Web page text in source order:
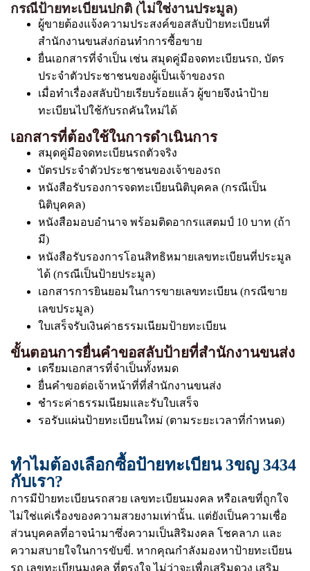
กรณีป้ายทะเบียนปกติ (ไม่ใช่งานประมูล)
ผู้ขายต้องแจ้งความประสงค์ขอสลับป้ายทะเบียนที่
สำนักงานขนส่งก่อนทำการซื้อขาย
ยื่นเอกสารที่จำเป็น เช่น สมุดคู่มือจดทะเบียนรถ, บัตร
ประจำตัวประชาชนของผู้เป็นเจ้าของรถ
เมื่อทำเรื่องสลับป้ายเรียบร้อยแล้ว ผู้ขายจึงนำป้าย
ทะเบียนไปใช้กับรถคันใหม่ได้
เอกสารที่ต้องใช้ในการดำเนินการ
สมุดคู่มือจดทะเบียนรถตัวจริง
บัตรประจำตัวประชาชนของเจ้าของรถ
หนังสือรับรองการจดทะเบียนนิติบุคคล (กรณีเป็น
นิติบุคคล)
หนังสือมอบอำนาจ พร้อมติดอากรแสตมป์ 10 บาท (ถ้า
มี)
หนังสือรับรองการโอนสิทธิหมายเลขทะเบียนที่ประมูล
ได้ (กรณีเป็นป้ายประมูล)
เอกสารการยินยอมในการขายเลขทะเบียน (กรณีขาย
เลขประมูล)
ใบเสร็จรับเงินค่าธรรมเนียมป้ายทะเบียน
ขั้นตอนการยื่นคำขอสลับป้ายที่สำนักงานขนส่ง
เตรียมเอกสารที่จำเป็นทั้งหมด
ยื่นคำขอต่อเจ้าหน้าที่ที่สำนักงานขนส่ง
ชำระค่าธรรมเนียมและรับใบเสร็จ
รอรับแผ่นป้ายทะเบียนใหม่ (ตามระยะเวลาที่กำหนด)
ทำไมต้องเลือกซื้อป้ายทะเบียน 3ขญ 3434
กับเรา?
การมีป้ายทะเบียนรถสวย เลขทะเบียนมงคล หรือเลขที่ถูกใจ
ไม่ใช่แค่เรื่องของความสวยงามเท่านั้น. แต่ยังเป็นความเชื่อ
ส่วนบุคคลที่อาจนำมาซึ่งความเป็นสิริมงคล โชคลาภ และ
ความสบายใจในการขับขี่. หากคุณกำลังมองหาป้ายทะเบียน
รถ เลขทะเบียนมงคล ที่ตรงใจ ไม่ว่าจะเพื่อเสริมดวง เสริม